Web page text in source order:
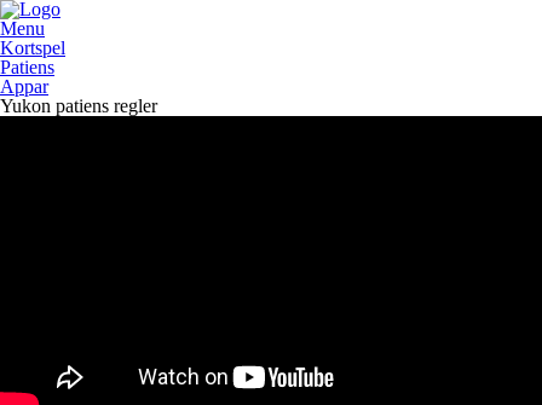
Menu
Kortspel
Patiens
Appar
Yukon patiens regler